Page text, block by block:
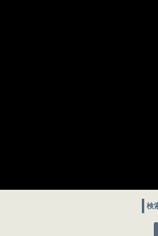
検